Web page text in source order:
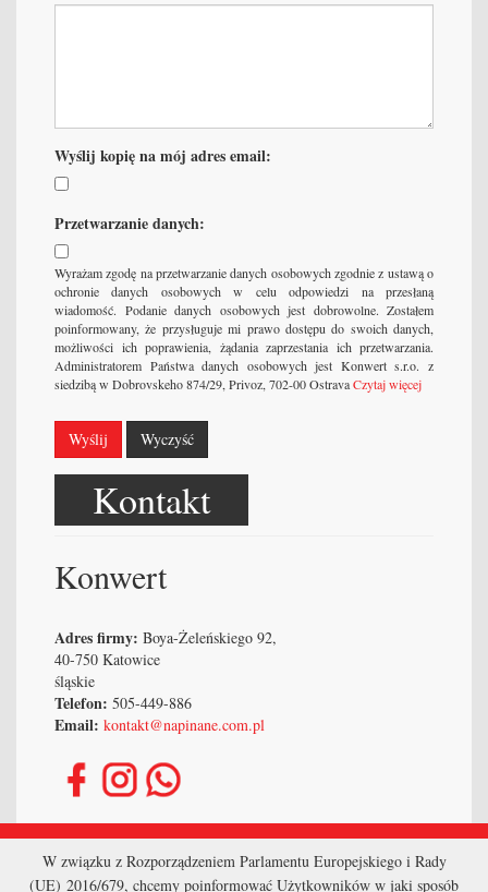
Wyślij kopię na mój adres email:
Przetwarzanie danych:
Wyrażam zgodę na przetwarzanie danych osobowych zgodnie z ustawą o
ochronie danych osobowych w celu odpowiedzi na przesłaną
wiadomość. Podanie danych osobowych jest dobrowolne. Zostałem
poinformowany, że przysługuje mi prawo dostępu do swoich danych,
możliwości ich poprawienia, żądania zaprzestania ich przetwarzania.
Administratorem Państwa danych osobowych jest Konwert s.r.o. z
siedzibą w Dobrovskeho 874/29, Privoz, 702-00 OstravaCzytaj więcej
Wyślij Wyczyść
Kontakt
Konwert
Adres firmy: Boya-Żeleńskiego 92,
40-750 Katowice
śląskie
Telefon: 505-449-886
Email: kontakt@napinane.com.pl
Strona główna
W związku z Rozporządzeniem Parlamentu Europejskiego i Rady
(UE) 2016/679, chcemy poinformować Użytkowników w jaki sposób